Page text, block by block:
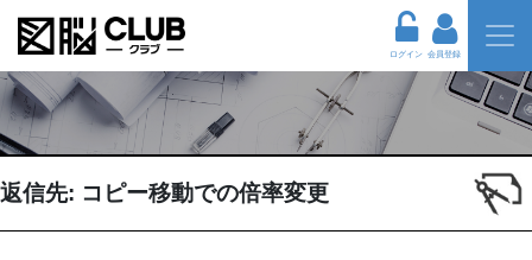
ログイン 会員登録
返信先: コピー移動での倍率変更